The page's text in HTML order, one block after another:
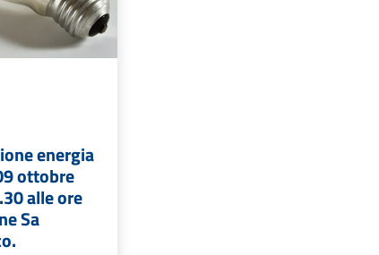
energia
ottobre
alle ore
Sa